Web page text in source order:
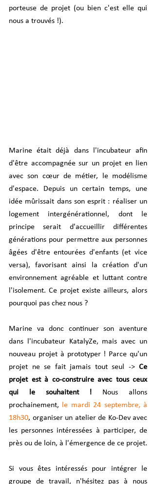
porteuse de projet (ou bien c'est elle qui
nous a trouvés !).
Marine était déjà dans l'incubateur afin
d'être accompagnée sur un projet en lien
avec son cœur de métier, le modélisme
d'espace. Depuis un certain temps, une
idée mûrissait dans son esprit : réaliser un
logement intergénérationnel, dont le
principe serait d'accueillir différentes
générations pour permettre aux personnes
âgées d'être entourées d'enfants (et vice
versa), favorisant ainsi la création d'un
environnement agréable et luttant contre
l'isolement. Ce projet existe ailleurs, alors
pourquoi pas chez nous ?
Marine va donc continuer son aventure
dans l'incubateur KatalyZe, mais avec un
nouveau projet à prototyper ! Parce qu'un
projet ne se fait jamais tout seul -> Ce
projet est à co-construire avec tous ceux
qui le souhaitent !
Nous allons
prochainement,
le mardi 24 septembre, à
18h30, organiser un atelier de Ko-Dev avec
les personnes intéressées à participer, de
près ou de loin, à l'émergence de ce projet.
Si vous êtes intéressés pour intégrer le
groupe de travail, n'hésitez pas à nous